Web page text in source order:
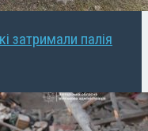
затримали палія